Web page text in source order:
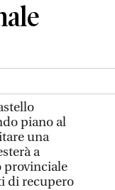
piano al
una
a
provinciale
di recupero